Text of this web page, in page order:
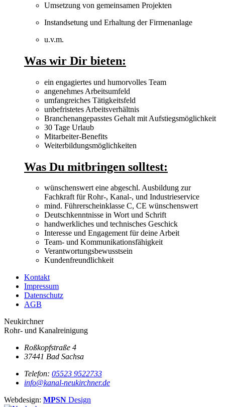
Umsetzung von gemeinsamen Projekten
Instandsetung und Erhaltung der Firmenanlage
u.v.m.
Was wir Dir bieten:
ein engagiertes und humorvolles Team
angenehmes Arbeitsumfeld
umfangreiches Tätigkeitsfeld
unbefristetes Arbeitsverhältnis
Branchenangepasstes Gehalt mit Aufstiegsmöglichkeit
30 Tage Urlaub
Mitarbeiter-Benefits
Weiterbildungsmöglichkeiten
Was Du mitbringen solltest:
wünschenswert eine abgeschl. Ausbildung zur
Fachkraft für Rohr-, Kanal-, und Industrieservice
mind. Führerscheinklasse C, CE wünschenswert
Deutschkenntnisse in Wort und Schrift
handwerkliches und technisches Geschick
Interesse und Engagement für deine Arbeit
Team- und Kommunikationsfähigkeit
Verantwortungsbewusstsein
Kundenfreundlichkeit
Kontakt
Impressum
Datenschutz
AGB
Neukirchner
Rohr- und Kanalreinigung
Roßkopfstraße 4
37441 Bad Sachsa
Telefon: 05523 9522733
info@kanal-neukirchner.de
Webdesign: MPSN Design